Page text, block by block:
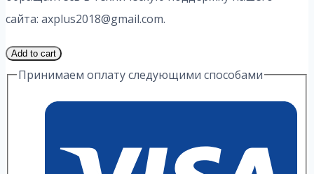
сайта: axplus2018@gmail.com.
2
Часть
Add to cart
Принимаем оплату следующими способами